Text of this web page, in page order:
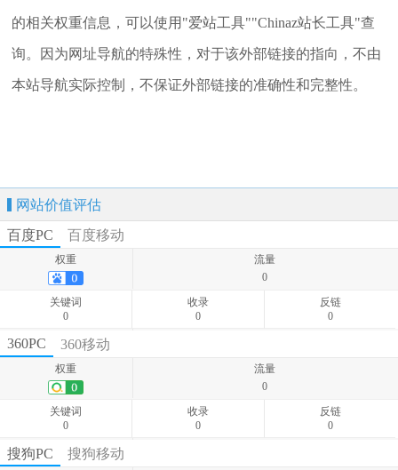
的相关权重信息，可以使用"爱站工具""Chinaz站长工具"查
询。因为网址导航的特殊性，对于该外部链接的指向，不由
本站导航实际控制，不保证外部链接的准确性和完整性。
网站价值评估
百度PC
百度移动
权重
流量
0
关键词
0
收录
0
反链
0
权重
关键词
0
360PC 360移动
权重
流量
0
关键词
0
收录
0
反链
0
权重
搜狗PC 搜狗移动